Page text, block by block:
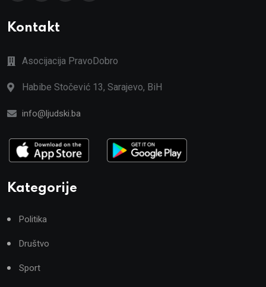
Kontakt
Asocijacija PravoDobro
Habibe Stočević 13, Sarajevo, BiH
info@ljudski.ba
Kategorije
Politika
Društvo
Sport